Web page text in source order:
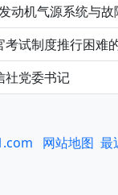
动机气源系统与
考试制度推行困难
社党委书记
网站地图 最